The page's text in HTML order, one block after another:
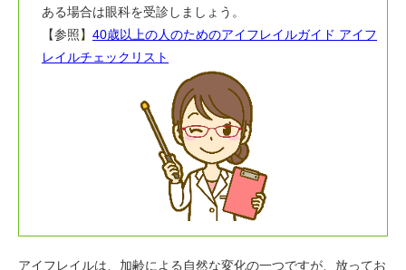
ある場合は眼科を受診しましょう。
【参照】 40歳以上の人のためのアイフレイルガイド アイフ
レイルチェックリスト
アイフレイルは、加齢による自然な変化の一つですが、放ってお